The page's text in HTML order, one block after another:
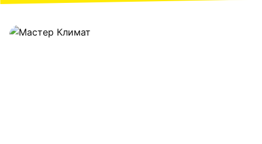
Наши работы